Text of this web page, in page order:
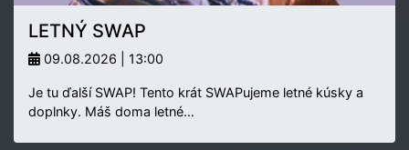
LETNÝ SWAP
09.08.2026 | 13:00
Je tu ďalší SWAP! Tento krát SWAPujeme letné kúsky a
doplnky. Máš doma letné…